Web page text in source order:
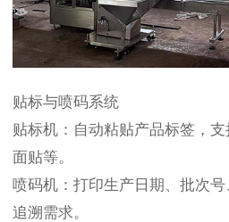
贴标与喷码系统
贴标机：自动粘贴产品标签，
面贴等。
喷码机：打印生产日期、批次
追溯需求。